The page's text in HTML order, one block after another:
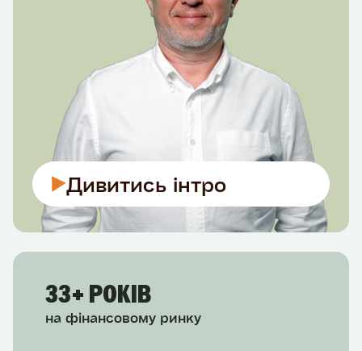
Дивитись інтро
33+ РОКІВ
на фінансовому ринку